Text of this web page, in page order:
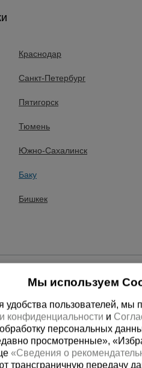
Краснодар
Санкт-Петербург
Пятигорск
Тюмень
Южно-Сахалинск
Баку
Бишкек
Мы используем
пользователей, мы
конфиденциальности и
персональных
просмотренные»,
«Сведения о
трансграничную